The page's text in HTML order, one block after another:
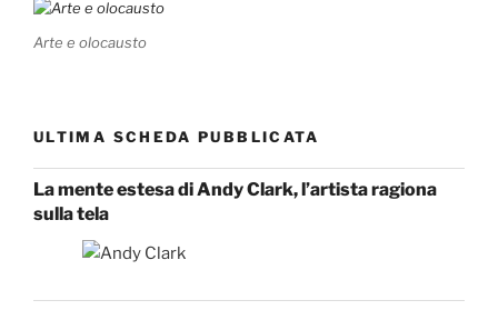
Arte e olocausto
ULTIMA SCHEDA PUBBLICATA
La mente estesa di Andy Clark, l’artista ragiona
sulla tela